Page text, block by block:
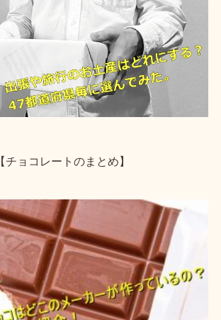
【チョコレートのまとめ】